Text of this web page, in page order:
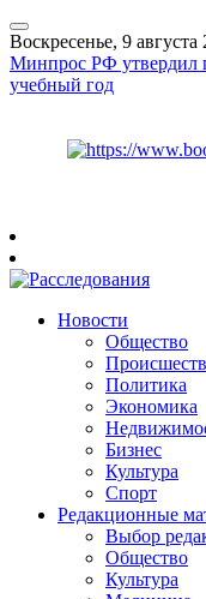
Воскресенье, 9 августа
Минпрос РФ утвердил
учебный год
Новости
Общество
Политика
Экономика
Бизнес
Культура
Спорт
Редакционные
Выбор
Общество
Культура